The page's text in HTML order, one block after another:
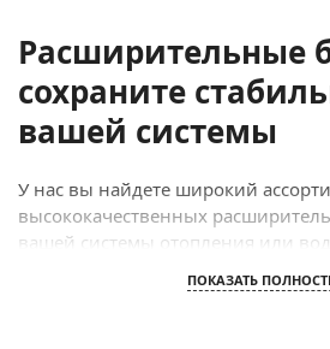
Расширительные
сохраните
вашей системы
У нас вы найдете широкий
высококачественных
вашей системы отопления или
оборудования, наши баки помогут
ПОКАЗАТЬ